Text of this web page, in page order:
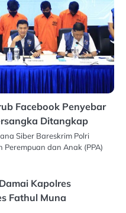
Facebook Penyebar
Ditangkap
Siber Bareskrim Polri
dan Anak (PPA)
Kapolres
Fathul Muna